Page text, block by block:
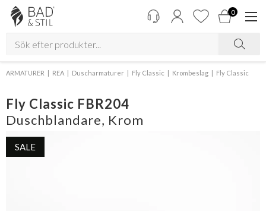
0
ARMATURER REA Duscharmaturer Fly Classic Krombeslag Fly Classic
Fly Classic FBR204
Duschblandare, Krom
SALE